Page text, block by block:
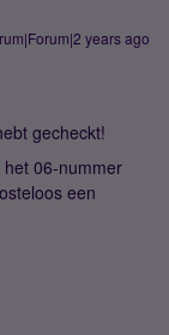
years ago
gecheckt!
06-nummer
een